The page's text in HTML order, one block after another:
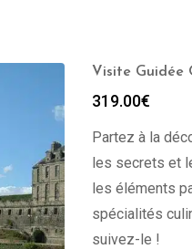
Visite Guidée
319.00€
Partez à la
les secrets et
les éléments
spécialités
suivez-le !